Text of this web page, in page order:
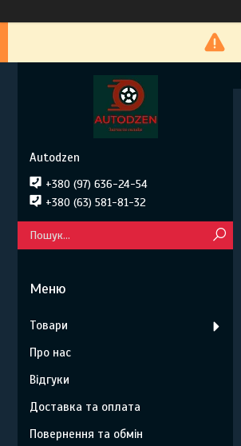
Autodzen
+380 (97) 636-24-54
+380 (63) 581-81-32
Товари
Про нас
Відгуки
Доставка та оплата
Повернення та обмін